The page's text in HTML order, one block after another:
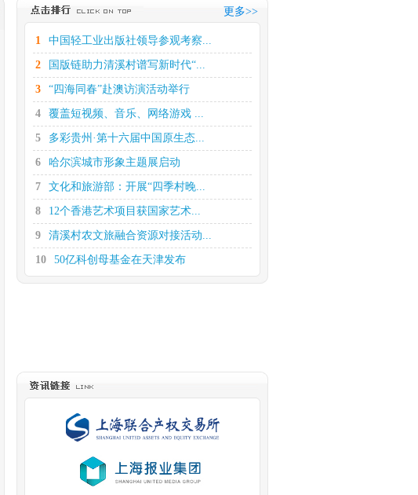
更多>>
1 中国轻工业出版社领导参观考察...
2 国版链助力清溪村谱写新时代“...
3 “四海同春”赴澳访演活动举行
4 覆盖短视频、音乐、网络游戏 ...
5 多彩贵州·第十六届中国原生态...
6 哈尔滨城市形象主题展启动
7 文化和旅游部：开展“四季村晚...
8 12个香港艺术项目获国家艺术...
9 清溪村农文旅融合资源对接活动...
10 50亿科创母基金在天津发布
11 券商趁《繁花》热开展宣传和投...